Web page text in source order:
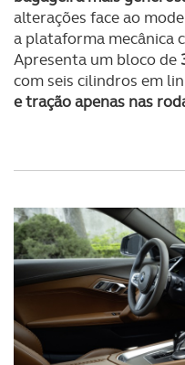
O ACP garantirá que as
dados pessoais serão
consentimento e quando
necessário no contexto
tecnologias similares
disponibilizados.
Consulte a política de
alterações face ao
a plataforma mecânica
Apresenta um bloco de
com seis cilindros em
e tração apenas nas